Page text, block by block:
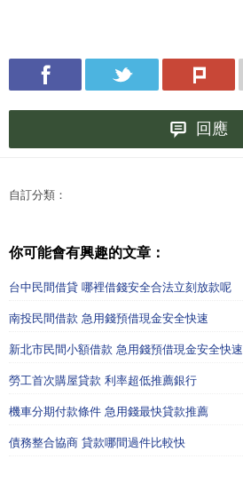
回應
自訂分類：
你可能會有興趣的文章：
台中民間借貸 哪裡借錢安全合法立刻放款呢
南投民間借款 急用錢預借現金安全快速
新北市民間小額借款 急用錢預借現金安全快速
勞工首次購屋貸款 利率超低推薦銀行
機車分期付款條件 急用錢最快貸款推薦
債務整合協商 貸款哪間過件比較快